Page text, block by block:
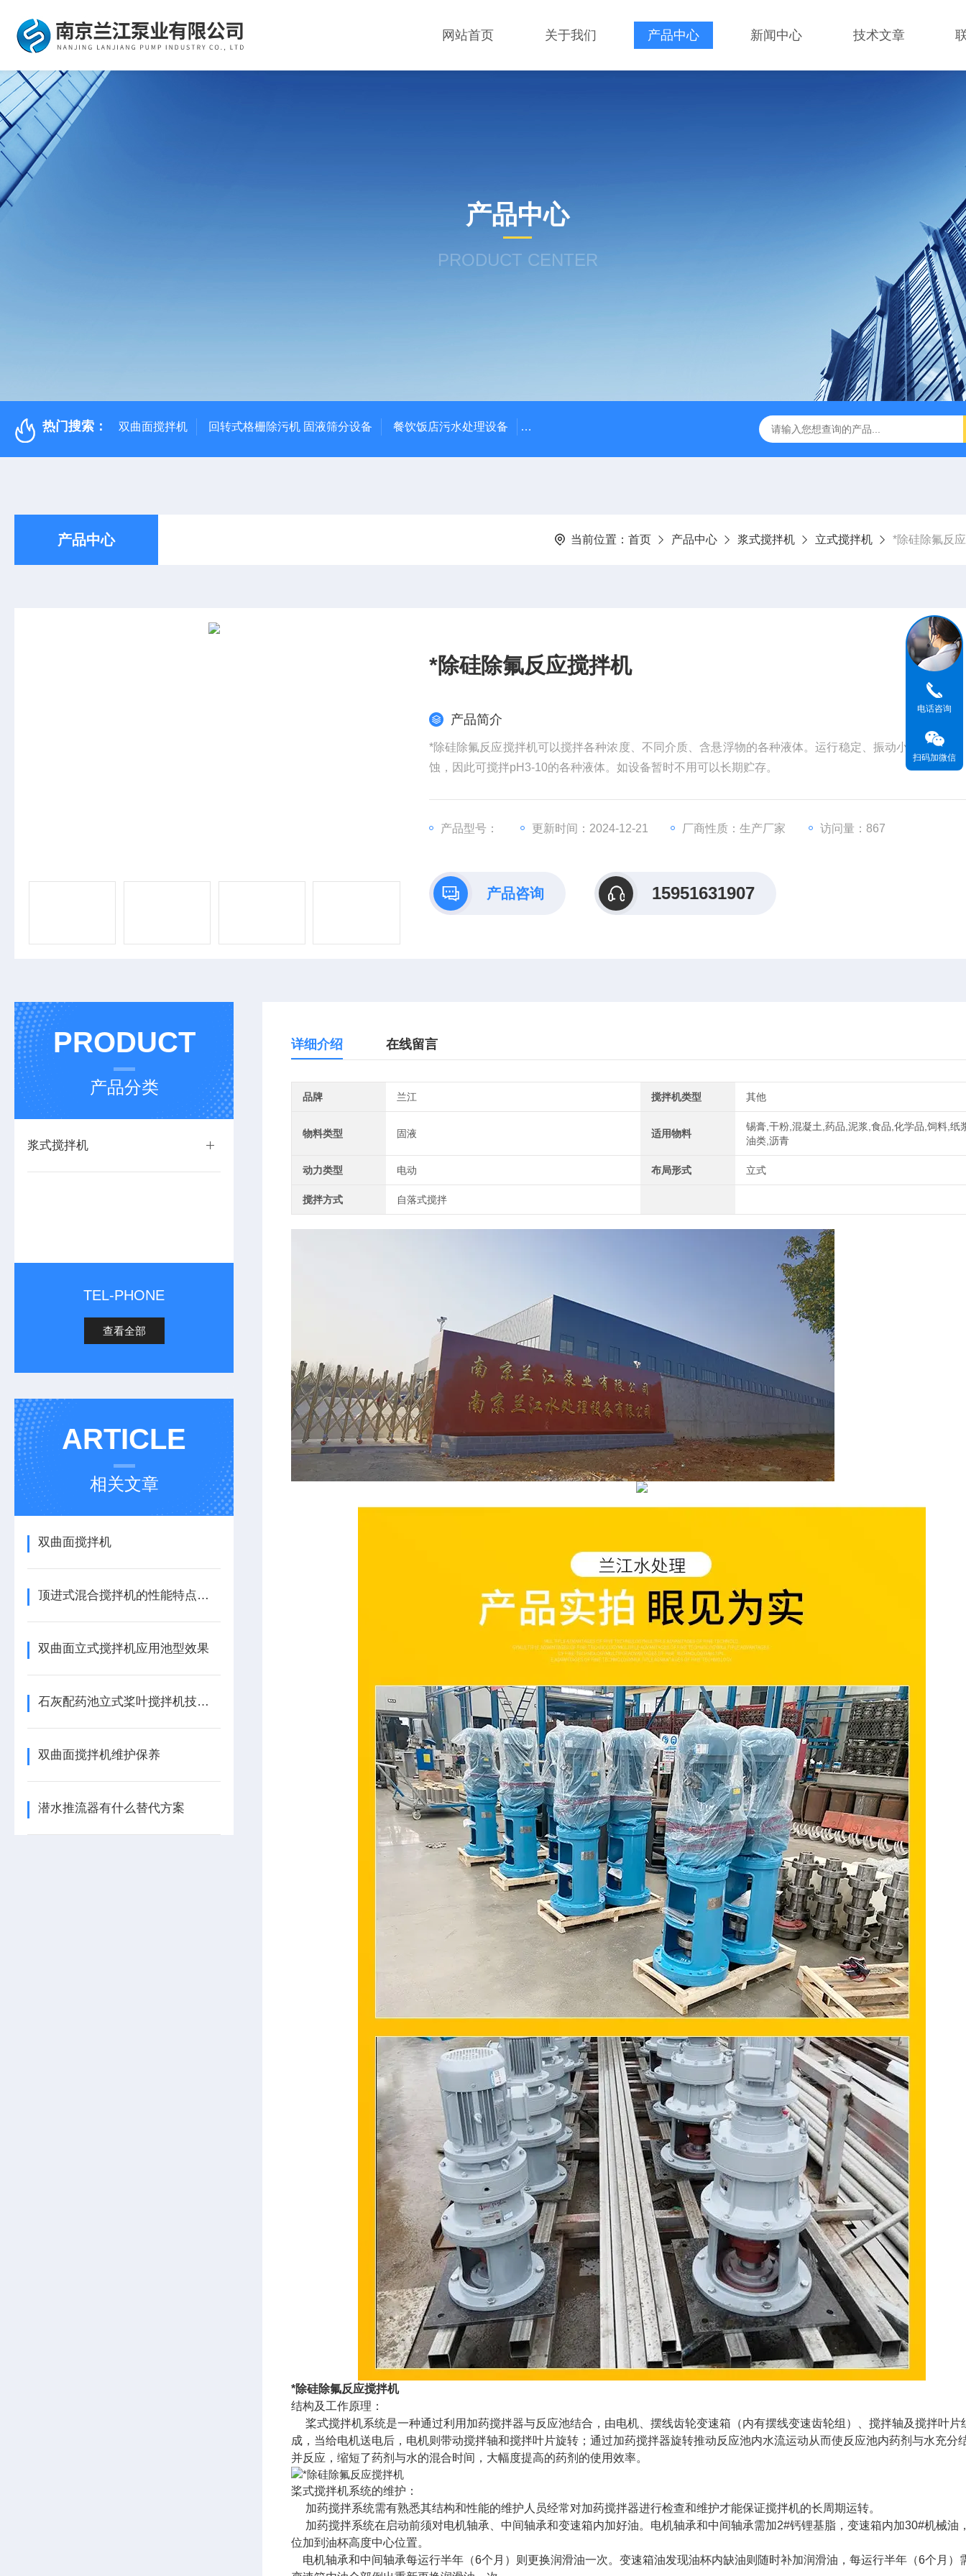
网站首页 关于我们 产品中心 新闻中心 技术文章
产品中心
PRODUCT CENTER
热门搜索： 双曲面搅拌机 回转式格栅除污机 固液筛分设备 餐饮饭店污水处理设备 高密度沉淀池中心传动刮泥机 伞型双曲面立式搅拌机 WNG5二沉池刮吸泥机原
产品中心 当前位置： 首页 产品中心 浆式搅拌机 立式搅拌机 *除硅除氟反
*除硅除氟反应搅拌机
产品简介
*除硅除氟反应搅拌机可以搅拌各种浓度、不同介质、含悬浮物的各种液体。运行稳定、振动小、噪音小。 耐
蚀，因此可搅拌pH3-10的各种液体。如设备暂时不用可以长期贮存。
产品型号： 更新时间：2024-12-21 厂商性质：生产厂家 访问量：867
产品咨询 15951631907
PRODUCT
产品分类
浆式搅拌机
TEL-PHONE
查看全部
ARTICLE
相关文章
双曲面搅拌机
顶进式混合搅拌机的性能特点，一看便知
双曲面立式搅拌机应用池型效果
石灰配药池立式桨叶搅拌机技术描述
双曲面搅拌机维护保养
潜水推流器有什么替代方案
详细介绍 在线留言
品牌 兰江 搅拌机类型 其他
物料类型 固液 适用物料
锡膏,干粉,混凝土,药品,泥浆,食品,化学品,饲料,纸
油类,沥青
动力类型 电动 布局形式 立式
搅拌方式 自落式搅拌
*除硅除氟反应搅拌机
结构及工作原理：
桨式搅拌机系统是一种通过利用加药搅拌器与反应池结合，由电机、摆线齿轮变速箱（内有摆线变速齿轮组）、搅拌轴及搅拌叶片
成，当给电机送电后，电机则带动搅拌轴和搅拌叶片旋转；通过加药搅拌器旋转推动反应池内水流运动从而使反应池内药剂与水充分
并反应，缩短了药剂与水的混合时间，大幅度提高的药剂的使用效率。
桨式搅拌机系统的维护：
加药搅拌系统需有熟悉其结构和性能的维护人员经常对加药搅拌器进行检查和维护才能保证搅拌机的长周期运转。
加药搅拌系统在启动前须对电机轴承、中间轴承和变速箱内加好油。电机轴承和中间轴承需加2#钙锂基脂，变速箱内加30#机械油
位加到油杯高度中心位置。
电机轴承和中间轴承每运行半年（6个月）则更换润滑油一次。变速箱油发现油杯内缺油则随时补加润滑油，每运行半年（6个月）
电话咨询
扫码加微信